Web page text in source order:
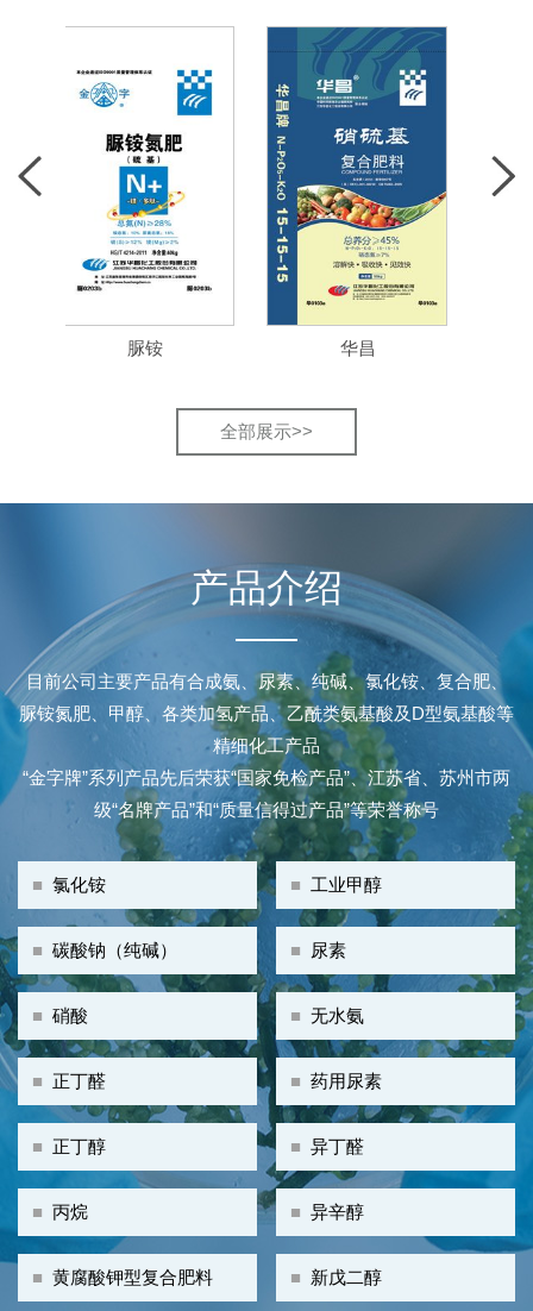
全部展示>>
产品介绍
目前公司主要产品有合成氨、尿素、纯碱、氯化铵、复合肥、
脲铵氮肥、甲醇、各类加氢产品、乙酰类氨基酸及D型氨基酸等
精细化工产品
“金字牌”系列产品先后荣获“国家免检产品”、江苏省、苏州市两
级“名牌产品”和“质量信得过产品”等荣誉称号
■ 工业甲醇
■ 氯化铵
■ 尿素
■ 碳酸钠（纯碱）
■无水氨
■ 硝酸
■药用尿素
■ 正丁醛
■异丁醛
■ 正丁醇
■异辛醇
■ 丙烷
■ 新戊二醇
■ 黄腐酸钾型复合肥料